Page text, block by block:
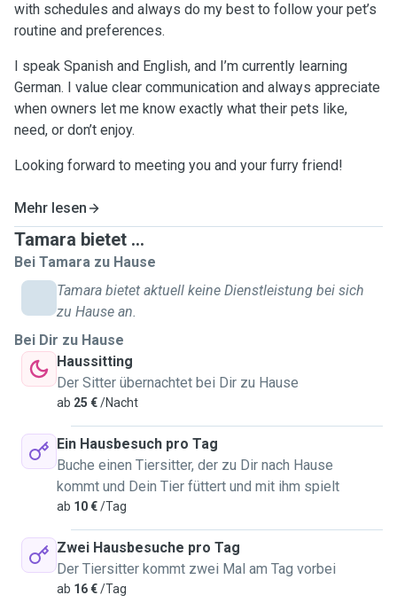
with schedules and always do my best to follow your pet’s
routine and preferences.
I speak Spanish and English, and I’m currently learning
German. I value clear communication and always appreciate
when owners let me know exactly what their pets like,
need, or don’t enjoy.
Looking forward to meeting you and your furry friend!
Mehr lesen
Tamara bietet ...
Bei Tamara zu Hause
Tamara bietet aktuell keine Dienstleistung bei sich
zu Hause an.
Bei Dir zu Hause
Haussitting
Der Sitter übernachtet bei Dir zu Hause
ab 25 €/Nacht
Ein Hausbesuch pro Tag
Buche einen Tiersitter, der zu Dir nach Hause
kommt und Dein Tier füttert und mit ihm spielt
ab 10 €/Tag
Zwei Hausbesuche pro Tag
Der Tiersitter kommt zwei Mal am Tag vorbei
ab 16 €/Tag